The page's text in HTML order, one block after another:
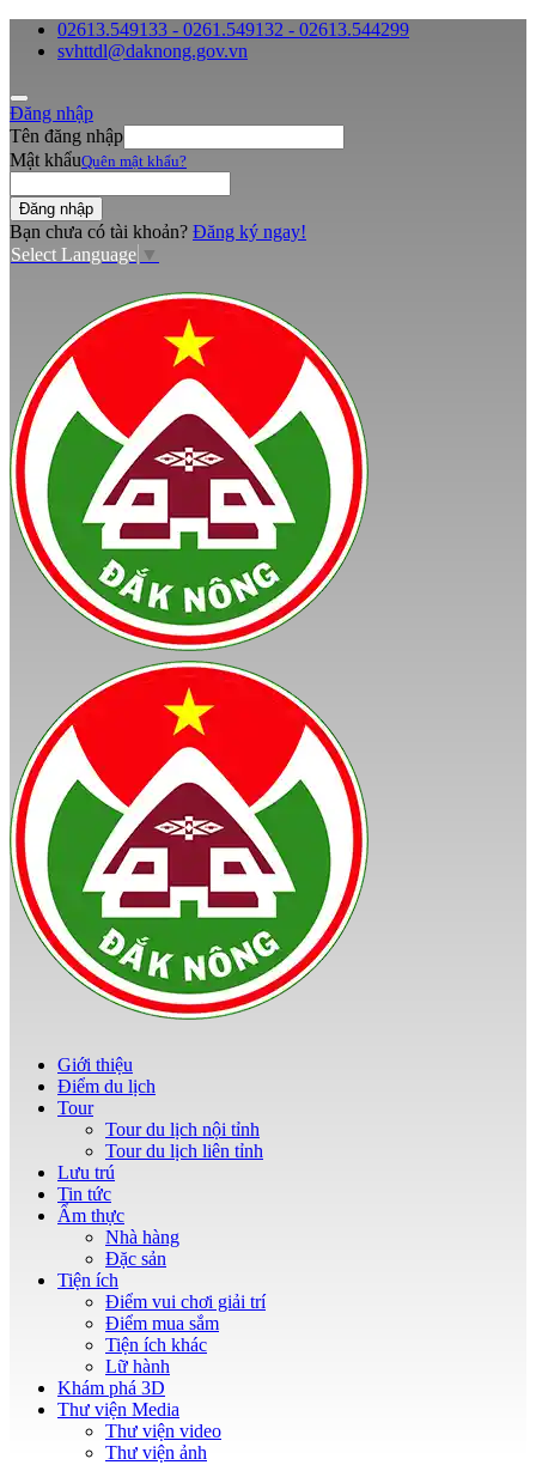
02613.549133 - 0261.549132 - 02613.544299
svhttdl@daknong.gov.vn
Đăng nhập
Tên đăng nhập
Mật khẩuQuên mật khẩu?
Bạn chưa có tài khoản? Đăng ký ngay!
Select Language ▼
Giới thiệu
Điểm du lịch
Tour
Tour du lịch nội tỉnh
Tour du lịch liên tỉnh
Lưu trú
Tin tức
Ẩm thực
Nhà hàng
Đặc sản
Tiện ích
Điểm vui chơi giải trí
Điểm mua sắm
Tiện ích khác
Lữ hành
Khám phá 3D
Thư viện Media
Thư viện video
Thư viện ảnh